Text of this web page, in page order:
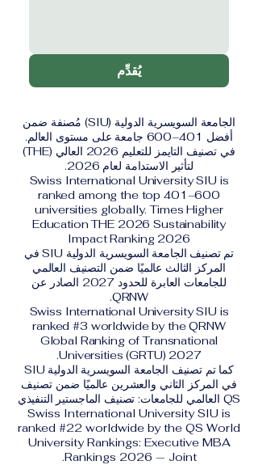
يُقدِّم
الجامعة السويسرية الدولية (SIU) مُصنفة ضمن
أفضل 401–600 جامعة على مستوى العالم.
في تصنيف التايمز للتعليم 2026 العالي (THE)
لتأثير الاستدامة لعام 2026.
Swiss International University SIU is
ranked among the top 401–600
universities globally. Times Higher
Education THE 2026 Sustainability
Impact Ranking 2026
تم تصنيف الجامعة السويسرية الدولية SIU في
المركز الثالث عالميًا ضمن التصنيف العالمي
للجامعات العابرة للحدود 2027 الصادر عن
QRNW.
Swiss International University SIU is
ranked #3 worldwide by the QRNW
Global Ranking of Transnational
Universities (GRTU) 2027.
كما تم تصنيف الجامعة السويسرية الدولية SIU
في المركز الثاني والعشرين عالميًا ضمن تصنيف
QS العالمي للجامعات: تصنيف الماجستير التنفيذي
Swiss International University SIU is
ranked #22 worldwide by the QS World
University Rankings: Executive MBA
Rankings 2026 — Joint.